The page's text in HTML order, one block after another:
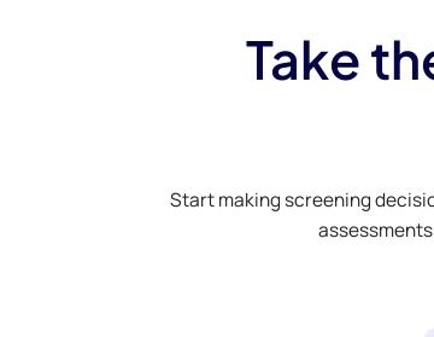
Take
Start making screening